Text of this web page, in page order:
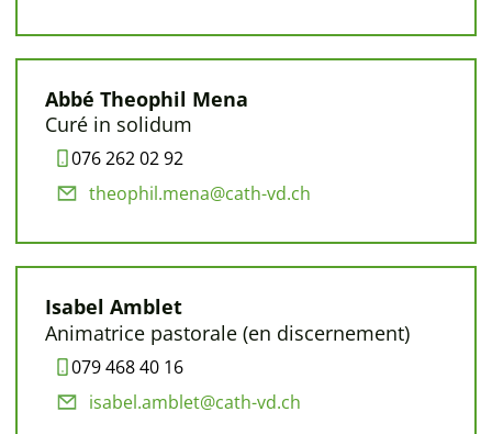
Abbé Theophil Mena
Curé in solidum
076 262 02 92
theophil.mena@cath-vd.ch
Isabel Amblet
Animatrice pastorale (en discernement)
079 468 40 16
isabel.amblet@cath-vd.ch